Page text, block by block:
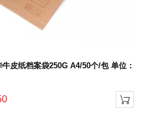
牛皮纸档案袋250G A4/50个/包 单位：
